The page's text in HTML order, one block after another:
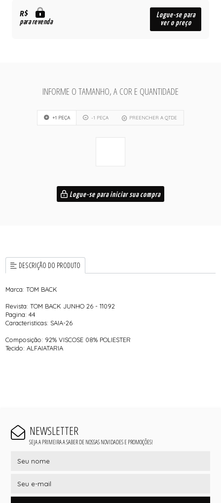
R$
para revenda
Logue-se para
ver o preço
INFORME O TAMANHO, A COR E QUANTIDADE
+1 PEÇA -1 PEÇA PREENCHER A QTDE
Logue-se para iniciar sua compra
DESCRIÇÃO DO PRODUTO
Marca: TOM BACK
Revista: TOM BACK JUNHO 26 - 11092
Pagina: 44
Caracteristicas: SAIA-26
Composição: 92% VISCOSE 08% POLIESTER
Tecido: ALFAIATARIA
NEWSLETTER
SEJA A PRIMEIRA A SABER DE NOSSAS NOVIDADES E PROMOÇÕES!